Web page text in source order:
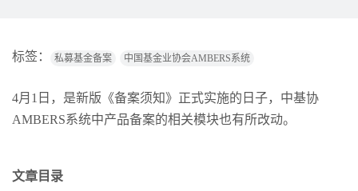
标签： 私募基金备案 中国基金业协会AMBERS系统
4月1日，是新版《备案须知》正式实施的日子，中基协
AMBERS系统中产品备案的相关模块也有所改动。
文章目录